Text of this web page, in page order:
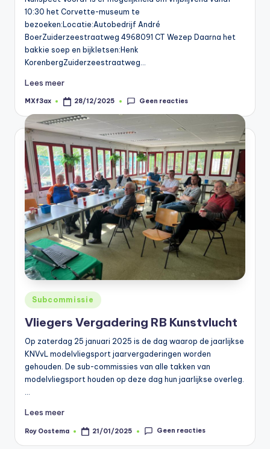
10:30 het Corvette-museum te
bezoeken:Locatie:Autobedrijf André
BoerZuiderzeestraatweg 4968091 CT Wezep Daarna het
bakkie soep en bijkletsen:Henk
KorenbergZuiderzeestraatweg…
Lees meer
Geplaatst
MXf3ax 28/12/2025 Geen reacties
Geplaatst
in
Subcommissie
Vliegers Vergadering RB Kunstvlucht
Op zaterdag 25 januari 2025 is de dag waarop de jaarlijkse
KNVvL modelvliegsport jaarvergaderingen worden
gehouden. De sub-commissies van alle takken van
modelvliegsport houden op deze dag hun jaarlijkse overleg.
…
Lees meer
Geplaatst
Roy Oostema 21/01/2025 Geen reacties